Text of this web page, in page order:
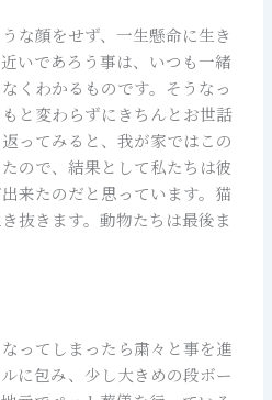
な顔をせず、一生懸命に生き
いであろう事は、いつも一緒
くわかるものです。そうなっ
と変わらずにきちんとお世話
ってみると、我が家ではこの
ので、結果として私たちは彼
来たのだと思っています。猫
抜きます。動物たちは最後ま
ってしまったら粛々と事を進
に包み、少し大きめの段ボー